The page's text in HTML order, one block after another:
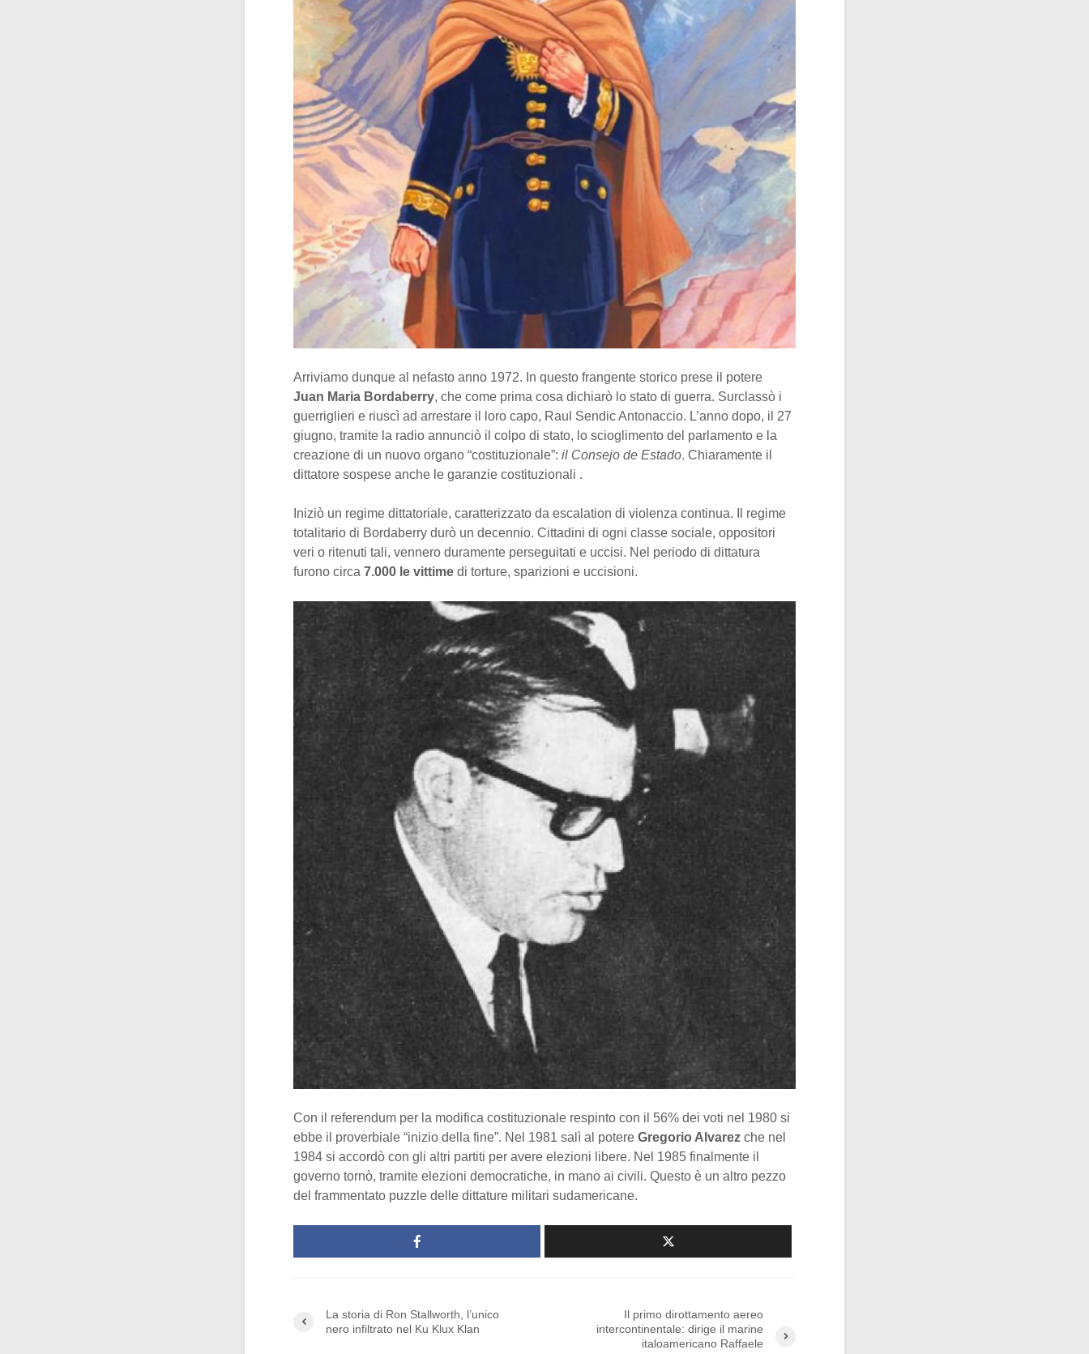
Arriviamo dunque al nefasto anno 1972. In questo frangente storico prese il potere
Juan Maria Bordaberry, che come prima cosa dichiarò lo stato di guerra. Surclassò i
guerriglieri e riuscì ad arrestare il loro capo, Raul Sendic Antonaccio. L’anno dopo, il 27
giugno, tramite la radio annunciò il colpo di stato, lo scioglimento del parlamento e la
creazione di un nuovo organo “costituzionale”: il Consejo de Estado. Chiaramente il
dittatore sospese anche le garanzie costituzionali .
Iniziò un regime dittatoriale, caratterizzato da escalation di violenza continua. Il regime
totalitario di Bordaberry durò un decennio. Cittadini di ogni classe sociale, oppositori
veri o ritenuti tali, vennero duramente perseguitati e uccisi. Nel periodo di dittatura
furono circa 7.000 le vittime di torture, sparizioni e uccisioni.
Con il referendum per la modifica costituzionale respinto con il 56% dei voti nel 1980 si
ebbe il proverbiale “inizio della fine”. Nel 1981 salì al potere Gregorio Alvarez che nel
1984 si accordò con gli altri partiti per avere elezioni libere. Nel 1985 finalmente il
governo tornò, tramite elezioni democratiche, in mano ai civili. Questo è un altro pezzo
del frammentato puzzle delle dittature militari sudamericane.
La storia di Ron Stallworth, l’unico
nero infiltrato nel Ku Klux Klan
Il primo dirottamento aereo
intercontinentale: dirige il marine
italoamericano Raffaele